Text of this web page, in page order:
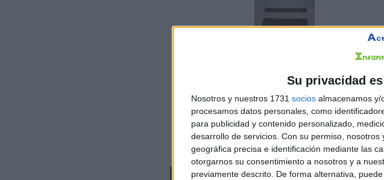
Su privacidad
Nosotros y nuestros 1731 socios almacenamos y/
procesamos datos personales, como
para publicidad y contenido personalizado,
desarrollo de servicios. Con su permiso, nosotros
geográfica precisa e identificación mediante las
otorgarnos su consentimiento a nosotros y a
previamente descrito. De forma alternativa,